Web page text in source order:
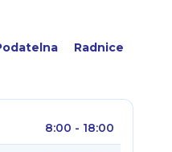
Radnice
8:00 - 18:00